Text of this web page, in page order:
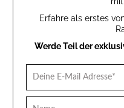
Erfahre als erstes
Werde Teil der